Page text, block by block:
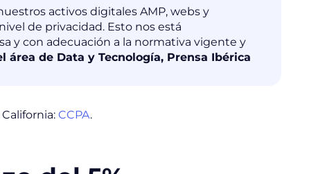
activos digitales AMP, webs y
de privacidad. Esto nos está
y con adecuación a la normativa vigente y
área de Data y Tecnología, Prensa Ibérica
CCPA.